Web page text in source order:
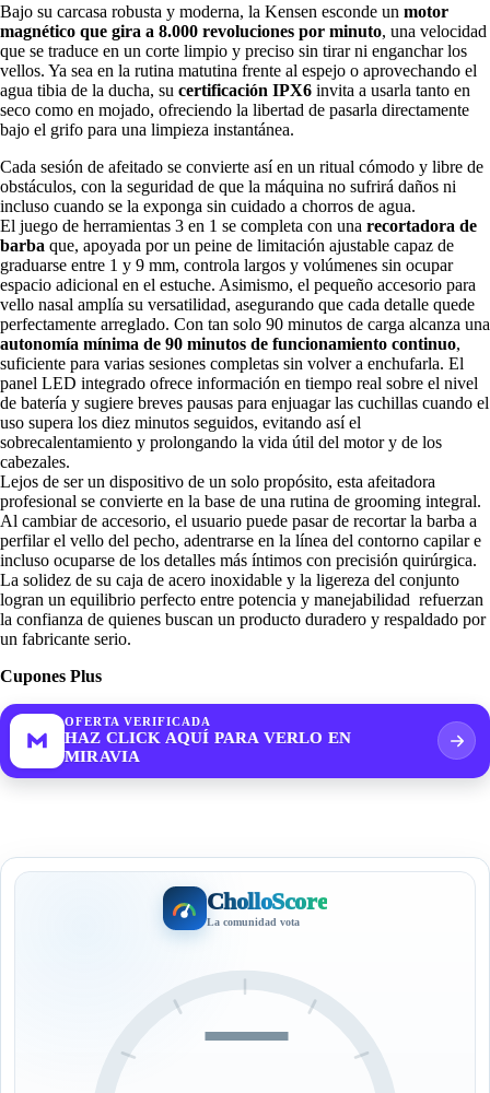
Bajo su carcasa robusta y moderna, la Kensen esconde un motor
magnético que gira a 8.000 revoluciones por minuto, una velocidad
que se traduce en un corte limpio y preciso sin tirar ni enganchar los
vellos. Ya sea en la rutina matutina frente al espejo o aprovechando el
agua tibia de la ducha, su certificación IPX6 invita a usarla tanto en
seco como en mojado, ofreciendo la libertad de pasarla directamente
bajo el grifo para una limpieza instantánea.
Cada sesión de afeitado se convierte así en un ritual cómodo y libre de
obstáculos, con la seguridad de que la máquina no sufrirá daños ni
incluso cuando se la exponga sin cuidado a chorros de agua.
El juego de herramientas 3 en 1 se completa con una recortadora de
barba que, apoyada por un peine de limitación ajustable capaz de
graduarse entre 1 y 9 mm, controla largos y volúmenes sin ocupar
espacio adicional en el estuche. Asimismo, el pequeño accesorio para
vello nasal amplía su versatilidad, asegurando que cada detalle quede
perfectamente arreglado. Con tan solo 90 minutos de carga alcanza una
autonomía mínima de 90 minutos de funcionamiento continuo,
suficiente para varias sesiones completas sin volver a enchufarla. El
panel LED integrado ofrece información en tiempo real sobre el nivel
de batería y sugiere breves pausas para enjuagar las cuchillas cuando el
uso supera los diez minutos seguidos, evitando así el
sobrecalentamiento y prolongando la vida útil del motor y de los
cabezales.
Lejos de ser un dispositivo de un solo propósito, esta afeitadora
profesional se convierte en la base de una rutina de grooming integral.
Al cambiar de accesorio, el usuario puede pasar de recortar la barba a
perfilar el vello del pecho, adentrarse en la línea del contorno capilar e
incluso ocuparse de los detalles más íntimos con precisión quirúrgica.
La solidez de su caja de acero inoxidable y la ligereza del conjunto
logran un equilibrio perfecto entre potencia y manejabilidad refuerzan
la confianza de quienes buscan un producto duradero y respaldado por
un fabricante serio.
Cupones Plus
OFERTA VERIFICADA
HAZ CLICK AQUÍ PARA VERLO EN
MIRAVIA
CholloScore
La comunidad vota
—